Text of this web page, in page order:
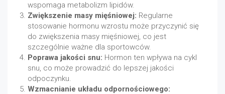
wspomaga metabolizm lipidów.
Zwiększenie masy mięśniowej: Regularne
stosowanie hormonu wzrostu może przyczynić się
do zwiększenia masy mięśniowej, co jest
szczególnie ważne dla sportowców.
Poprawa jakości snu: Hormon ten wpływa na cykl
snu, co może prowadzić do lepszej jakości
odpoczynku.
Wzmacnianie układu odpornościowego: